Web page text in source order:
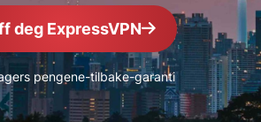
deg ExpressVPN
pengene-tilbake-garanti